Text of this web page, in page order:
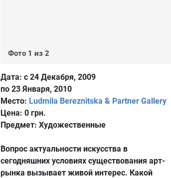
Фото 1 из 2
Дата: с 24 Декабря, 2009
по 23 Января, 2010
Место: Ludmila Bereznitska & Partner Gallery
Цена: 0 грн.
Предмет: Художественные
Вопрос актуальности искусства в
сегодняшних условиях существования арт-
рынка вызывает живой интерес. Какой